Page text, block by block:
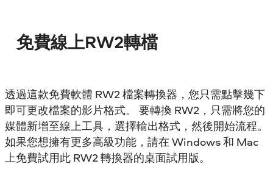
免費線上RW2轉檔
透過這款免費軟體 RW2 檔案轉換器，您只需點擊幾下
即可更改檔案的影片格式。 要轉換 RW2，只需將您的
媒體新增至線上工具，選擇輸出格式，然後開始流程。
如果您想擁有更多高級功能，請在 Windows 和 Mac
上免費試用此 RW2 轉換器的桌面試用版。